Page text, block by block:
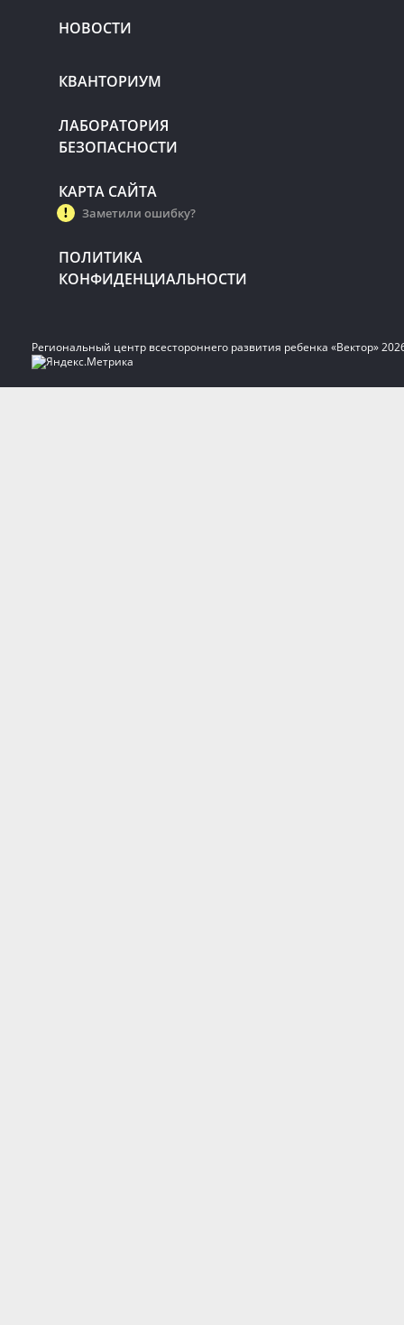
НОВОСТИ
КВАНТОРИУМ
ЛАБОРАТОРИЯ
БЕЗОПАСНОСТИ
КАРТА САЙТА
Заметили ошибку?
ПОЛИТИКА
КОНФИДЕНЦИАЛЬНОСТИ
Региональный центр всестороннего развития ребенка «Вектор»